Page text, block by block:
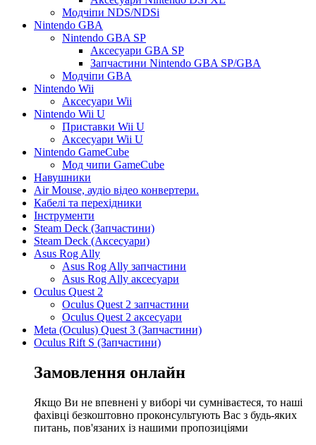
Модчіпи NDS/NDSi
Nintendo GBA
Nintendo GBA SP
Аксесуари GBA SP
Запчастини Nintendo GBA SP/GBA
Модчіпи GBA
Nintendo Wii
Аксесуари Wii
Nintendo Wii U
Приставки Wii U
Аксесуари Wii U
Nintendo GameCube
Мод чипи GameCube
Навушники
Air Mouse, аудіо відео конвертери.
Кабелі та перехідники
Інструменти
Steam Deck (Запчастини)
Steam Deck (Аксесуари)
Asus Rog Ally
Asus Rog Ally запчастини
Asus Rog Ally аксесуари
Oculus Quest 2
Oculus Quest 2 запчастини
Oculus Quest 2 аксесуари
Meta (Oculus) Quest 3 (Запчастини)
Oculus Rift S (Запчастини)
Замовлення онлайн
Якщо Ви не впевнені у виборі чи сумніваєтеся, то наші
фахівці безкоштовно проконсультують Вас з будь-яких
питань, пов'язаних із нашими пропозиціями